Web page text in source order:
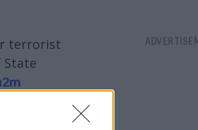
terrorist